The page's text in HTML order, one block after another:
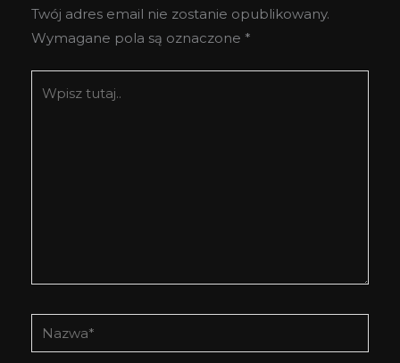
Twój adres email nie zostanie opublikowany.
Wymagane pola są oznaczone *
tutaj..
Nazwa*